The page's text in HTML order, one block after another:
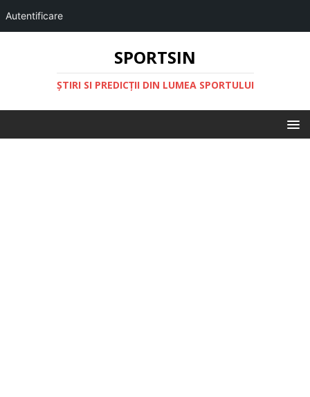
Autentificare
SPORTSIN
ŞTIRI SI PREDICŢII DIN LUMEA SPORTULUI